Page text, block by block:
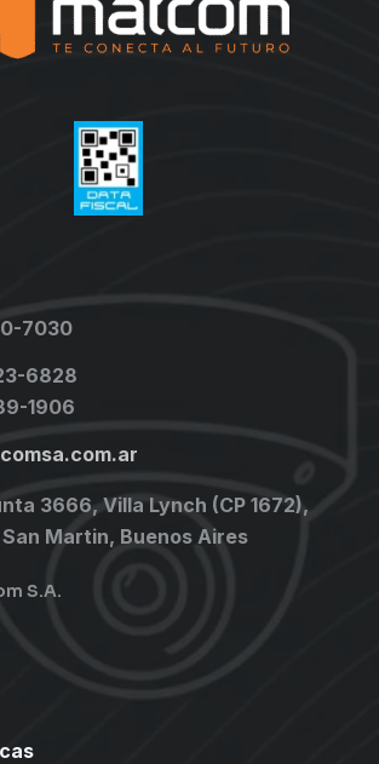
7030
6828
1906
3666, Villa Lynch (CP 1672),
San Martin, Buenos Aires
S.A.